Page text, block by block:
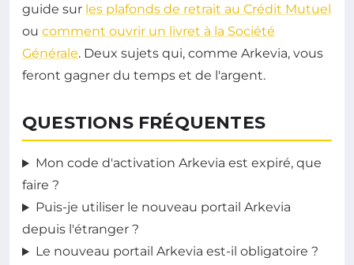
guide sur les plafonds de retrait au Crédit Mutuel
ou comment ouvrir un livret à la Société
Générale. Deux sujets qui, comme Arkevia, vous
feront gagner du temps et de l'argent.
QUESTIONS FRÉQUENTES
Mon code d'activation Arkevia est expiré, que
faire ?
Puis-je utiliser le nouveau portail Arkevia
depuis l'étranger ?
Le nouveau portail Arkevia est-il obligatoire ?